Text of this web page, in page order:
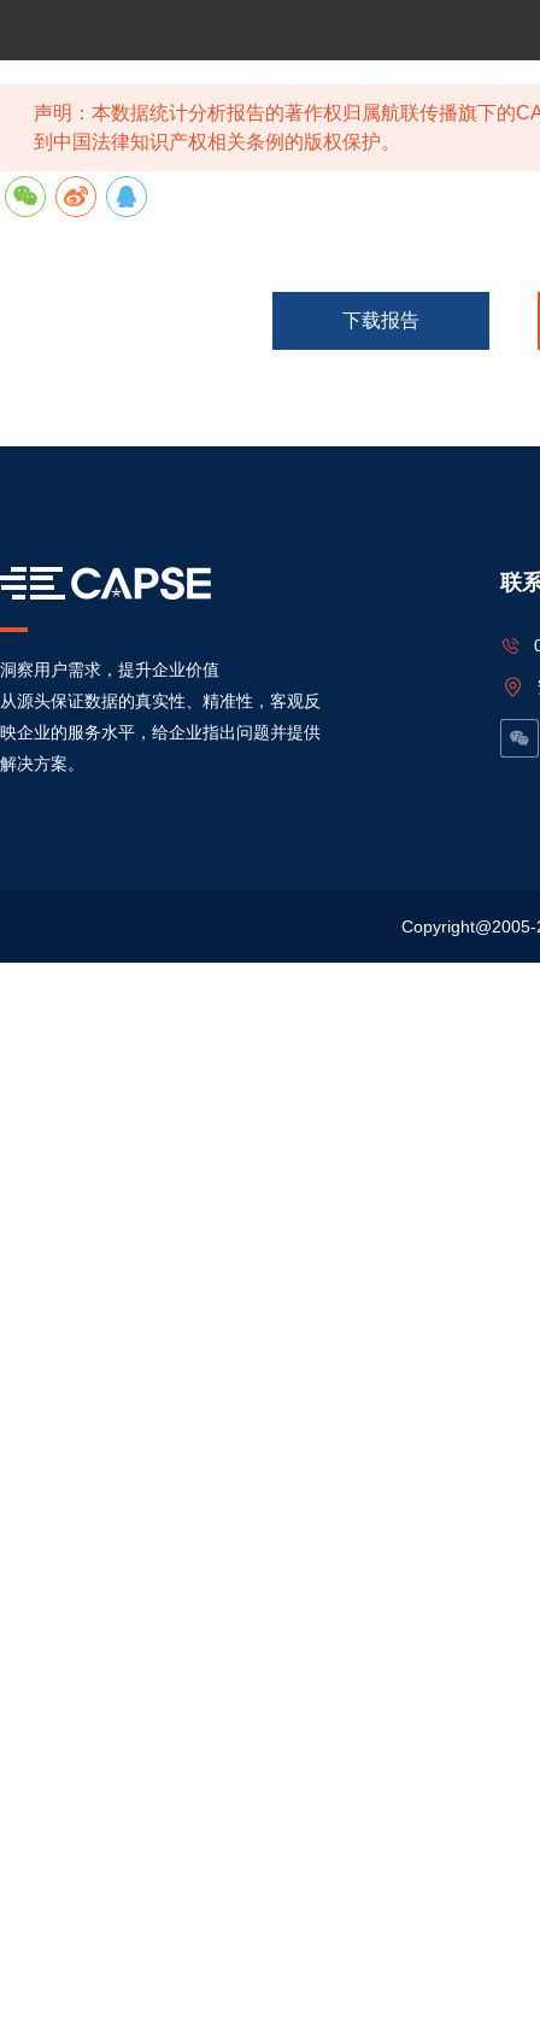
声明：本数据统计分析报告的著作权归属航联传播旗下的
到中国法律知识产权相关条例的版权保护。
下载报告
洞察用户需求，提升企业价值
从源头保证数据的真实性、精准性，客观反
映企业的服务水平，给企业指出问题并提供
解决方案。
联